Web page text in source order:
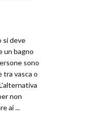
si deve
un bagno
sono
tra vasca o
non
ai ...